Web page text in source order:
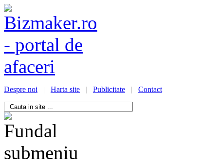
Despre noi | Harta site | Publicitate | Contact
oportunitati-